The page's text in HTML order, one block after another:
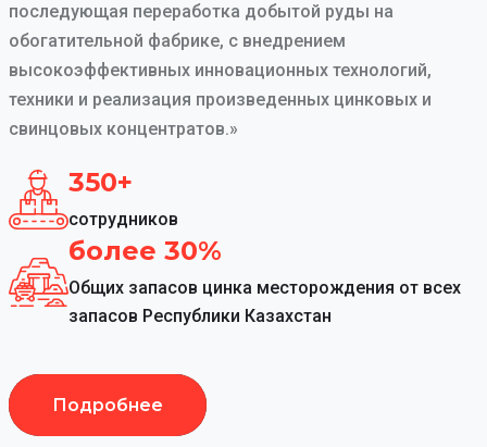
последующая переработка добытой руды на
обогатительной фабрике, с внедрением
высокоэффективных инновационных технологий,
техники и реализация произведенных цинковых и
свинцовых концентратов.»
350+
сотрудников
более 30%
Общих запасов цинка месторождения от всех
запасов Республики Казахстан
Подробнее